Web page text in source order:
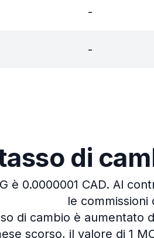
-
-
di
è 0.0000001 CAD. Al
le commissioni
di cambio è aumentato
scorso, il valore di 1